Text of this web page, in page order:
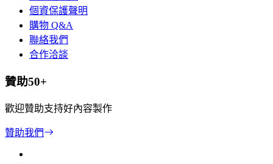
個資保護聲明
購物 Q&A
聯絡我們
合作洽談
贊助50+
歡迎贊助支持好內容製作
贊助我們